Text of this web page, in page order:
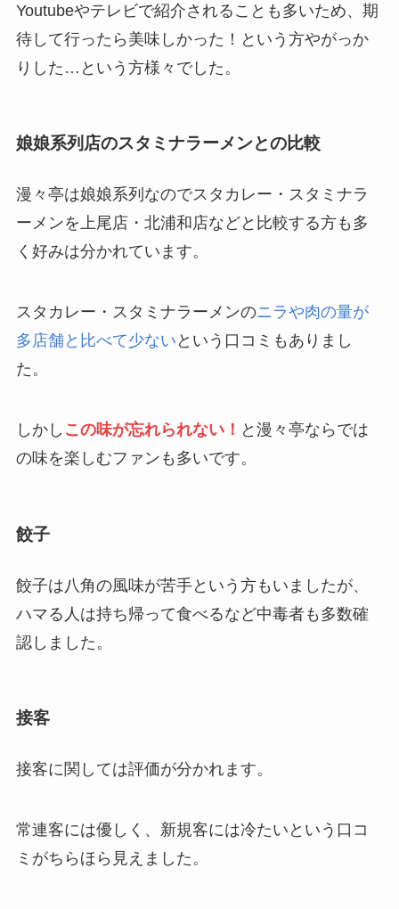
Youtubeやテレビで紹介されることも多いため、期
待して行ったら美味しかった！という方やがっか
りした…という方様々でした。
娘娘系列店のスタミナラーメンとの比較
漫々亭は娘娘系列なのでスタカレー・スタミナラ
ーメンを上尾店・北浦和店などと比較する方も多
く好みは分かれています。
スタカレー・スタミナラーメンのニラや肉の量が
多店舗と比べて少ない という口コミもありまし
た。
しかし この味が忘れられない！ と漫々亭ならでは
の味を楽しむファンも多いです。
餃子
餃子は八角の風味が苦手という方もいましたが、
ハマる人は持ち帰って食べるなど中毒者も多数確
認しました。
接客
接客に関しては評価が分かれます。
常連客には優しく、新規客には冷たいという口コ
ミがちらほら見えました。